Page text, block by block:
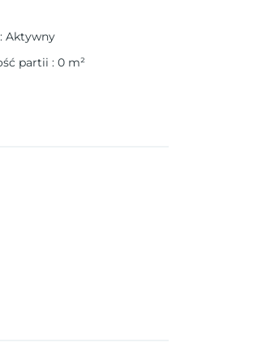
: Aktywny
partii : 0 m²
połączenia elegancji,